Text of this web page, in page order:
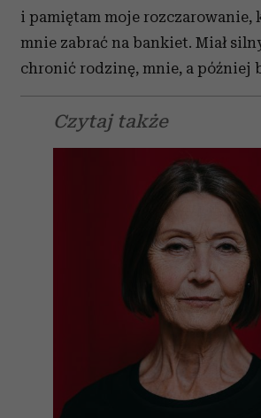
i pamiętam moje rozczarowanie,
mnie zabrać na bankiet. Miał
chronić rodzinę, mnie, a później
Czytaj także